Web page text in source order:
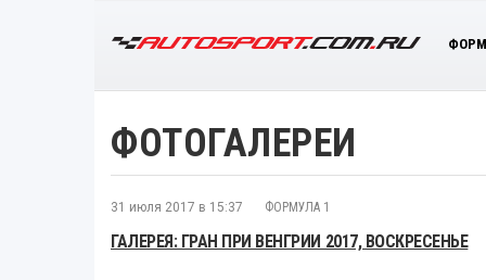
ФОТОГАЛЕРЕИ
31 июля 2017 в 15:37 ФОРМУЛА 1
ГАЛЕРЕЯ: ГРАН ПРИ ВЕНГРИИ 2017, ВОСКРЕСЕНЬЕ